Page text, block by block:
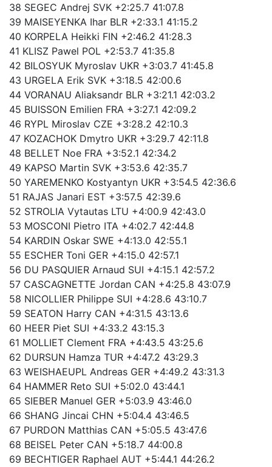
38 SEGEC Andrej SVK +2:25.7 41:07.8
39 MAISEYENKA Ihar BLR +2:33.1 41:15.2
40 KORPELA Heikki FIN +2:46.2 41:28.3
41 KLISZ Pawel POL +2:53.7 41:35.8
42 BILOSYUK Myroslav UKR +3:03.7 41:45.8
43 URGELA Erik SVK +3:18.5 42:00.6
44 VORANAU Aliaksandr BLR +3:21.1 42:03.2
45 BUISSON Emilien FRA +3:27.1 42:09.2
46 RYPL Miroslav CZE +3:28.2 42:10.3
47 KOZACHOK Dmytro UKR +3:29.7 42:11.8
48 BELLET Noe FRA +3:52.1 42:34.2
49 KAPSO Martin SVK +3:53.6 42:35.7
50 YAREMENKO Kostyantyn UKR +3:54.5 42:36.6
51 RAJAS Janari EST +3:57.5 42:39.6
52 STROLIA Vytautas LTU +4:00.9 42:43.0
53 MOSCONI Pietro ITA +4:02.7 42:44.8
54 KARDIN Oskar SWE +4:13.0 42:55.1
55 ESCHER Toni GER +4:15.0 42:57.1
56 DU PASQUIER Arnaud SUI +4:15.1 42:57.2
57 CASCAGNETTE Jordan CAN +4:25.8 43:07.9
58 NICOLLIER Philippe SUI +4:28.6 43:10.7
59 SEATON Harry CAN +4:31.5 43:13.6
60 HEER Piet SUI +4:33.2 43:15.3
61 MOLLIET Clement FRA +4:43.5 43:25.6
62 DURSUN Hamza TUR +4:47.2 43:29.3
63 WEISHAEUPL Andreas GER +4:49.2 43:31.3
64 HAMMER Reto SUI +5:02.0 43:44.1
65 SIEBER Manuel GER +5:03.9 43:46.0
66 SHANG Jincai CHN +5:04.4 43:46.5
67 PURDON Matthias CAN +5:05.5 43:47.6
68 BEISEL Peter CAN +5:18.7 44:00.8
69 BECHTIGER Raphael AUT +5:44.1 44:26.2